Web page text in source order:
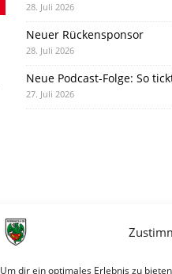
Um dir ein optimales Erlebnis zu
28. Juli 2026
Neuer Rückensponsor
28. Juli 2026
Neue Podcast-Folge: So
27. Juli 2026